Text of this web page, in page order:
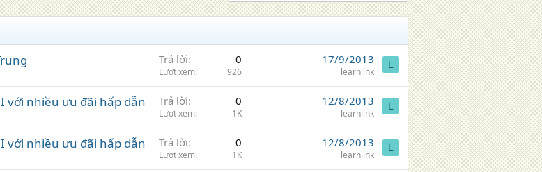
Trả lời 0
Lượt xem 926
17/9/2013
learnlink
L
với nhiều ưu đãi hấp dẫn Trả lời 0
Lượt xem 1K
12/8/2013
learnlink
L
với nhiều ưu đãi hấp dẫn Trả lời 0
Lượt xem 1K
12/8/2013
learnlink
L